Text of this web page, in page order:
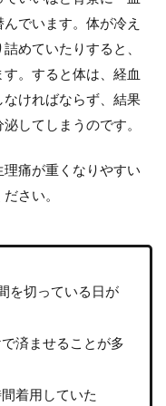
でいます。体が冷え
めていたりすると、
。すると体は、経血
なければならず、結果
してしまうのです。
痛が重くなりやすい
さい。
を切っている日が
済ませることが多
着用していた